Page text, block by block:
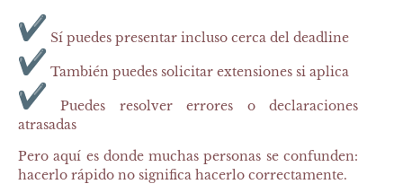
Sí puedes presentar incluso cerca del deadline
También puedes solicitar extensiones si aplica
Puedes resolver errores o declaraciones
atrasadas
Pero aquí es donde muchas personas se confunden:
hacerlo rápido no significa hacerlo correctamente.